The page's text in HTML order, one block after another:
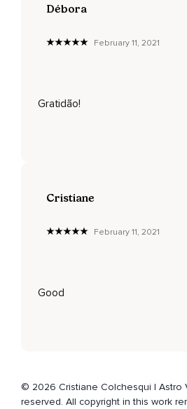
Débora
February 11, 2021
Gratidão!
Cristiane
February 11, 2021
Good
© 2026 Cristiane Colchesqui | Astro
reserved. All copyright in this work